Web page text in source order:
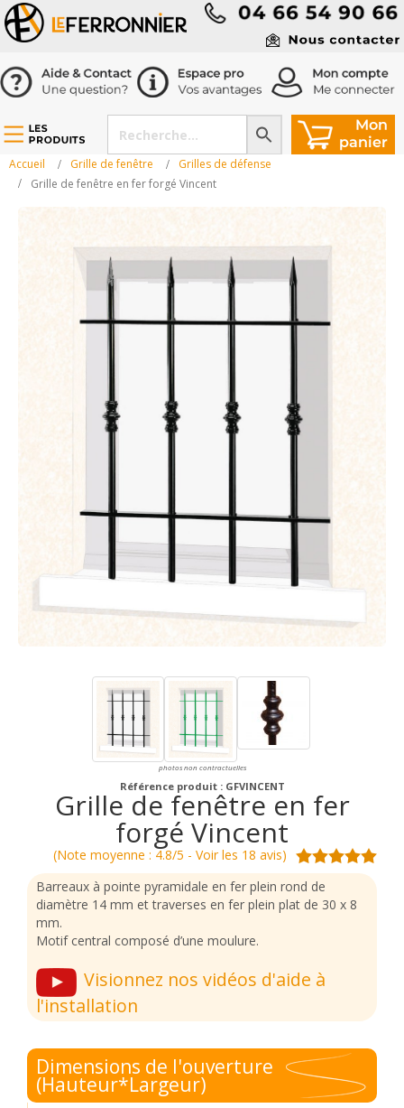
Accueil Grille de fenêtre
Grilles de défense
Grille de fenêtre en fer forgé Vincent
photos non contractuelles
Référence produit : GFVINCENT
Grille de fenêtre en fer
forgé Vincent
(Note moyenne : 4.8/5 - Voir les 18 avis)
Barreaux à pointe pyramidale en fer plein rond de
diamètre 14 mm et traverses en fer plein plat de 30 x 8
mm.
Motif central composé d’une moulure.
Visionnez nos vidéos d'aide à
l'installation
Dimensions de l'ouverture
(Hauteur*Largeur)